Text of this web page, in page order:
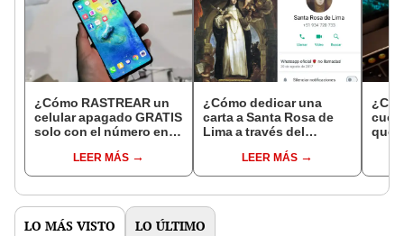
¿Cómo RASTREAR un
celular apagado GRATIS
solo con el número en
LEER MÁS
¿Cómo dedicar una
carta a Santa Rosa de
Lima a través del
LEER MÁS
que
LO MÁS VISTO LO ÚLTIMO